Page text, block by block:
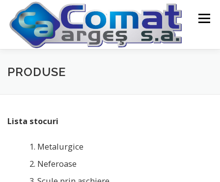
content
Menu
ACASA GALERIE
PRODUSE
Lista stocuri
Metalurgice
Neferoase